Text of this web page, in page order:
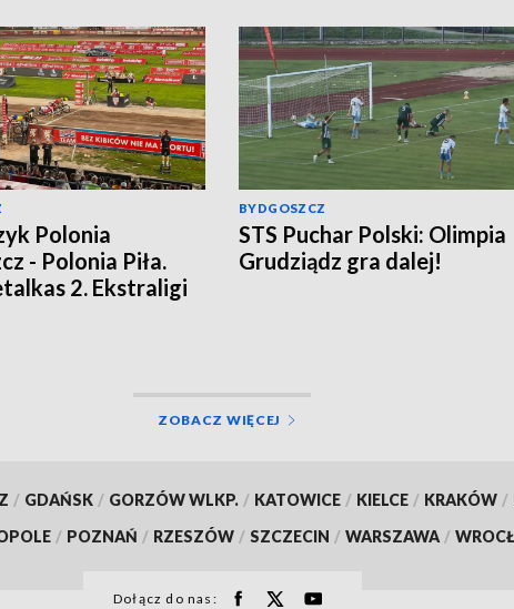
Polonia
- Polonia Piła.
2. Ekstraligi
BYDGOSZCZ
STS Puchar Polski: Olimpia
Grudziądz gra dalej!
ZOBACZ WIĘCEJ
/ GDAŃSK / GORZÓW WLKP. / KATOWICE / KIELCE / KRAKÓW /
/ POZNAŃ / RZESZÓW / SZCZECIN / WARSZAWA /
Dołącz do nas: